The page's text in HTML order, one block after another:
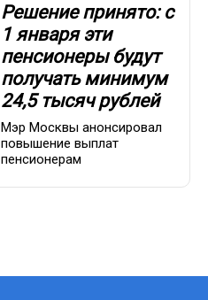
Решение принято: с
1 января эти
пенсионеры будут
получать минимум
24,5 тысяч рублей
Мэр Москвы анонсировал
повышение выплат
пенсионерам